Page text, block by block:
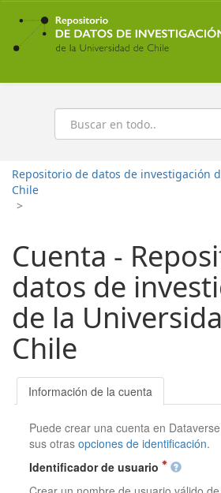
Ir
contenido
principal
Buscar
Repositorio de datos de investigación
Chile
>
Cuenta -
datos de
de la
Chile
Información de la cuenta
Puede crear una cuenta en
sus otrasopciones de identificación.
Identificador de usuario